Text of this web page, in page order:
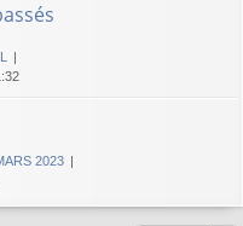
2023